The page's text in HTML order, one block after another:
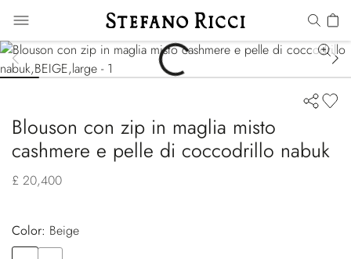
Blouson con zip in maglia misto
cashmere e pelle di coccodrillo nabuk
£ 20,400
Color:
beige